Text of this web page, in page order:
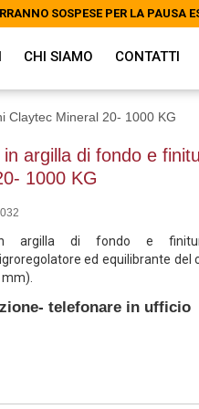
SOSPESE PER LA PAUSA
CHI SIAMO CONTATTI
Claytec Mineral 20- 1000 KG
argilla di fondo e
1000 KG
in argilla di fondo e
ed equilibrante del
telefonare in ufficio
SOSPESE PER LA PAUSA